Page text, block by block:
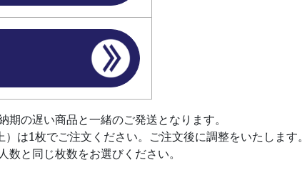
の遅い商品と一緒のご発送となります。
は1枚でご注文ください。ご注文後に調整をいたします。
と同じ枚数をお選びください。